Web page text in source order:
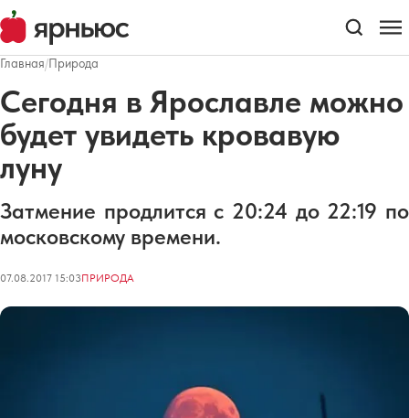
Главная/Природа
Сегодня в Ярославле можно
будет увидеть кровавую
луну
Затмение продлится с 20:24 до 22:19 по
московскому времени.
07.08.2017 15:03ПРИРОДА